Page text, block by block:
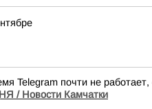
Telegram почти не
/ Новости Камчатки